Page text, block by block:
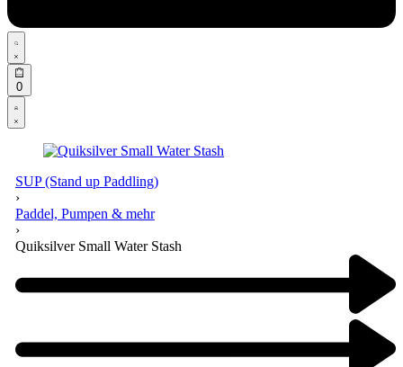
Search
open
0Open
cart
Open
Account
details
SUP (Stand up Paddling)
›
Paddel, Pumpen & mehr
›
Quiksilver Small Water Stash
navigation
product: